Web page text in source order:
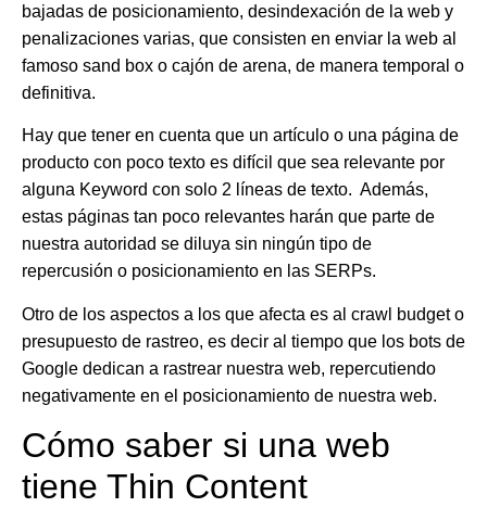
bajadas de posicionamiento, desindexación de la web y
penalizaciones varias, que consisten en enviar la web al
famoso sand box o cajón de arena, de manera temporal o
definitiva.
Hay que tener en cuenta que un artículo o una página de
producto con poco texto es difícil que sea relevante por
alguna Keyword con solo 2 líneas de texto. Además,
estas páginas tan poco relevantes harán que parte de
nuestra autoridad se diluya sin ningún tipo de
repercusión o posicionamiento en las SERPs.
Otro de los aspectos a los que afecta es al crawl budget o
presupuesto de rastreo, es decir al tiempo que los bots de
Google dedican a rastrear nuestra web, repercutiendo
negativamente en el posicionamiento de nuestra web.
Cómo saber si una web
tiene Thin Content